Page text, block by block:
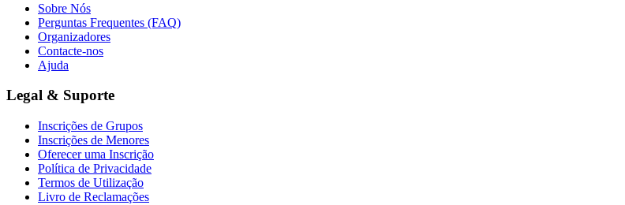
Sobre Nós
Perguntas Frequentes (FAQ)
Organizadores
Contacte-nos
Ajuda
Legal & Suporte
Inscrições de Grupos
Inscrições de Menores
Oferecer uma Inscrição
Política de Privacidade
Termos de Utilização
Livro de Reclamações